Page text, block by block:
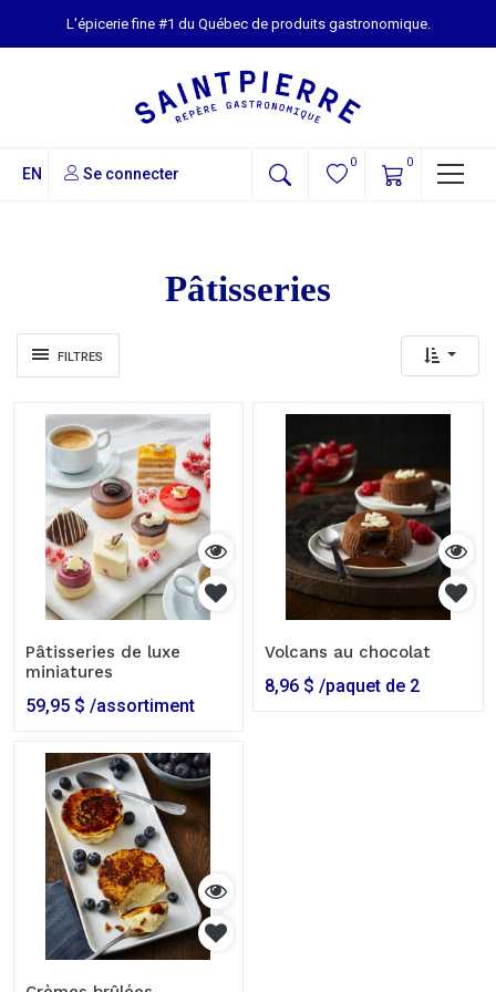
L'épicerie fine #1 du Québec de produits gastronomique.
EN Se connecter
0 0
Pâtisseries
FILTRES
Pâtisseries de luxe
miniatures
59,95$ /assortiment
Volcans au chocolat
8,96 $ /paquet de 2